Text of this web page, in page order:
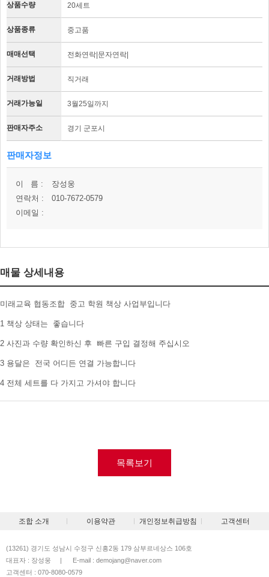
상품수량 20세트
상품종류 중고품
매매선택 전화연락|문자연락|
거래방법 직거래
거래가능일 3월25일까지
판매자주소 경기 군포시
판매자정보
이 름 :
장성웅
연락처 :
010-7672-0579
이메일 :
매물 상세내용
미래교육 협동조합 중고 학원 책상 사업부입니다
1 책상 상태는 좋습니다
2 사진과 수량 확인하신 후 빠른 구입 결정해 주십시오
3 용달은 전국 어디든 연결 가능합니다
4 전체 세트를 다 가지고 가셔야 합니다
목록보기
조합 소개 이용약관 개인정보취급방침 고객센터
(13261) 경기도 성남시 수정구 신흥2동 179 삼부르네상스 106호
대표자 : 장성웅
|
E-mail : demojang@naver.com
고객센터 : 070-8080-0579